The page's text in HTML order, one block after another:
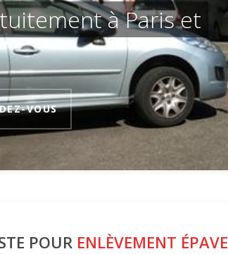
à Paris et
POUR ENLÈVEMENT ÉPAVE